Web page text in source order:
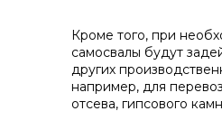
Кроме того, при
самосвалы будут
других
например, для
отсева, гипсового